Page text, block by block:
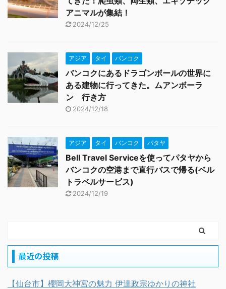
アニマルが集結！
2024/12/25
アジア タイ バンコク
バンコクにあるドラゴンボールの世界に
ある建物に行ってきた。ムアンボーラ
ン 行き方
2024/12/18
アジア タイ バンコク パタヤ
Bell Travel Serviceを使ってパタヤから
バンコクの空港まで直行バスで帰る(ベル
トラベルサービス)
2024/12/19
最近の投稿
【仙台市】櫻岡大神宮の魅力 伊達政宗ゆかりの神社